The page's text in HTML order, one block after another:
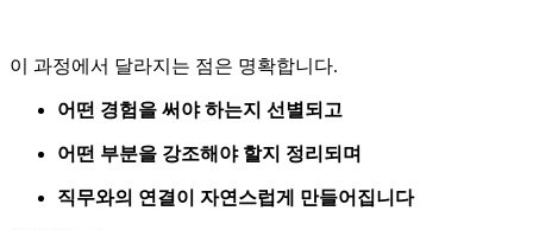
이 과정에서 달라지는 점은 명확합니다.
어떤 경험을 써야 하는지 선별되고
어떤 부분을 강조해야 할지 정리되며
직무와의 연결이 자연스럽게 만들어집니다